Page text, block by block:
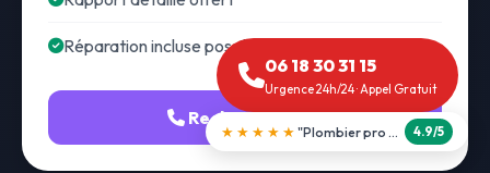
Réparation incluse possible
Recherche fuite
06 18 30 31 15
Urgence 24h/24 · Appel Gratuit
★★★★★ "Débouchage WC en 30 min" 5.0/5